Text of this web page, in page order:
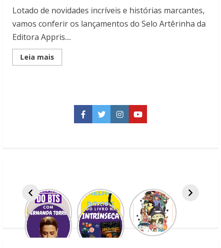
Lotado de novidades incríveis e histórias marcantes,
vamos conferir os lançamentos do Selo Artêrinha da
Editora Appris....
Leia mais
more
Facebook
TwitterInstagramYouTube